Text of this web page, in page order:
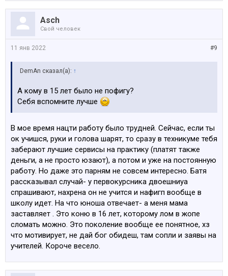
Asch
Свой человек
#9
11 янв 2022
DemAn сказал(а): ↑
А кому в 15 лет было не пофигу?
Себя вспомните лучше
В мое время нацти работу было трудней. Сейчас, если ты
ок учишся, руки и голова шарят, то сразу в техникуме тебя
заберают лучшие сервисы на практику (платят также
деньги, а не просто юзают), а потом и уже на постоянную
работу. Но даже это парням не совсем интересно. Батя
рассказывал случай- у первокурсника двоешниуа
спрашивают, нахрена он не учится и нафигп вообще в
школу идет. На что юноша отвечает- а меня мама
заставляет . Это коню в 16 лет, которому лом в жопе
сломать можно. Это поколение вообще ее понятное, хз
что мотивирует, не дай бог обидеш, там сопли и заявы на
учителей. Короче весело.